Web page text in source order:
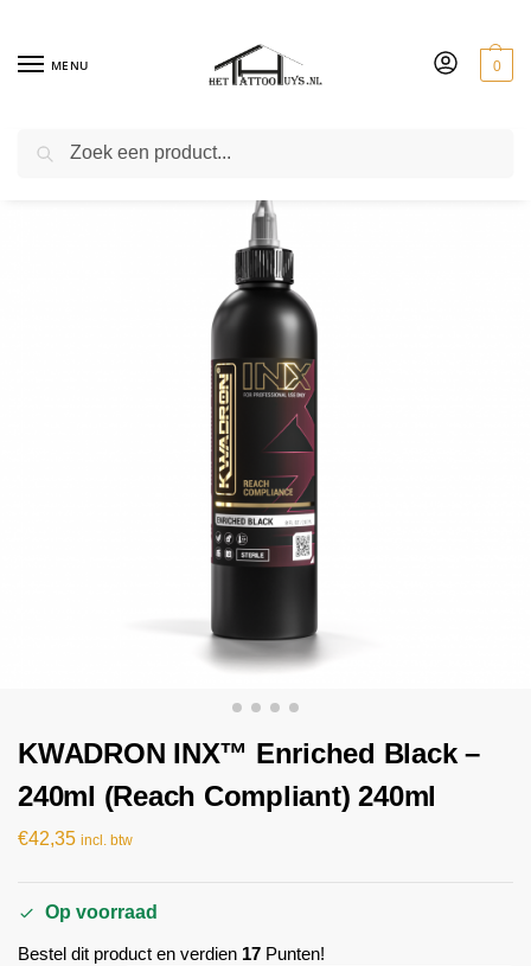
MENU 0
KWADRON INX™ Enriched Black –
240ml (Reach Compliant) 240ml
€42,35 incl. btw
Op voorraad
Bestel dit product en verdien 17 Punten!